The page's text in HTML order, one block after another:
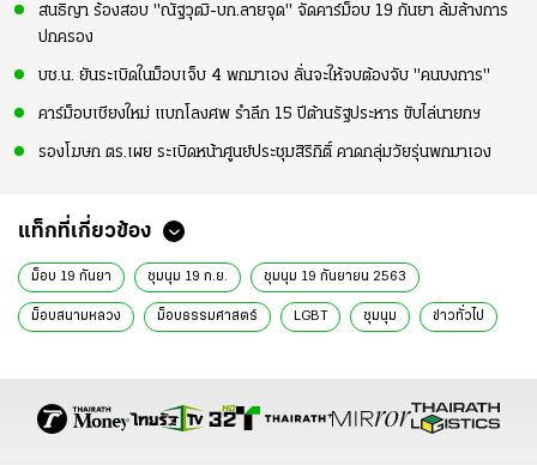
สนธิญา ร้องสอบ "ณัฐวุฒิ-บก.ลายจุด" จัดคาร์ม็อบ 19 กันยา ล้มล้างการ
ปกครอง
บช.น. ยันระเบิดในม็อบเจ็บ 4 พกมาเอง ลั่นจะให้จบต้องจับ "คนบงการ"
คาร์ม็อบเชียงใหม่ แบกโลงศพ รำลึก 15 ปีต้านรัฐประหาร ขับไล่นายกฯ
รองโฆษก ตร.เผย ระเบิดหน้าศูนย์ประชุมสิริกิติ์ คาดกลุ่มวัยรุ่นพกมาเอง
แท็กที่เกี่ยวข้อง
ม็อบ 19 กันยา ชุมนุม 19 ก.ย. ชุมนุม 19 กันยายน 2563
ม็อบสนามหลวง ม็อบธรรมศาสตร์ LGBT ชุมนุม ข่าวทั่วไป